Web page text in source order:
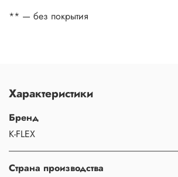
** — без покрытия
Характеристики
Бренд
K-FLEX
Страна производства